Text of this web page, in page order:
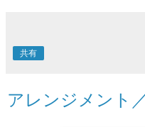
共有
アレンジメント